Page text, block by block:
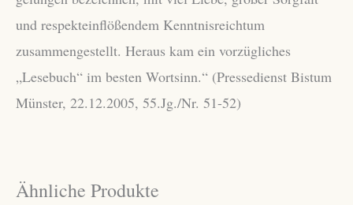
und respekteinflößendem Kenntnisreichtum
zusammengestellt. Heraus kam ein vorzügliches
„Lesebuch“ im besten Wortsinn.“ (Pressedienst Bistum
Münster, 22.12.2005, 55.Jg./Nr. 51-52)
Ähnliche Produkte